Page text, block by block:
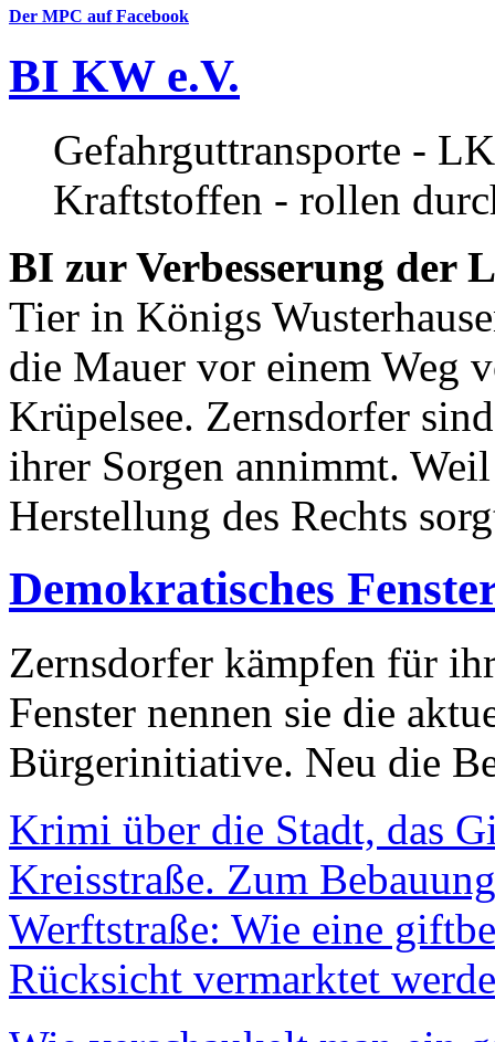
Der MPC auf Facebook
BI KW e.V.
Gefahrguttransporte -
Kraftstoffen - rollen
BI zur Verbesserung der
Tier in Königs
die Mauer vor einem Weg
Krüpelsee. Zernsdorfer
ihrer Sorgen annimmt.
Herstellung des Rechts
Demokratisches
Zernsdorfer kämpfen für
Fenster nennen sie die
Bürgerinitiative. Neu die
Krimi über die Stadt, das
Kreisstraße. Zum
Werftstraße: Wie eine
Rücksicht vermarktet